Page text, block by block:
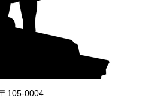
〒105-0004